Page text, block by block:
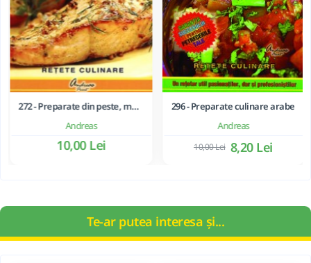
Andreas
272 - Preparate din peste, moluste si crustacee
10,00 Lei
Andreas
296 - Preparate culinare arabe
8,20 Lei
10,00 Lei
Te-ar putea interesa și...